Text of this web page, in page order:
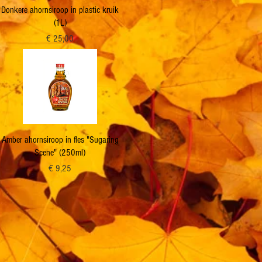
Snel overzicht
Donkere ahornsiroop in plastic kruik
(1L)
Prijs
€ 25,00
Snel overzicht
Amber ahornsiroop in fles "Sugaring
Scene" (250ml)
Prijs
€ 9,25